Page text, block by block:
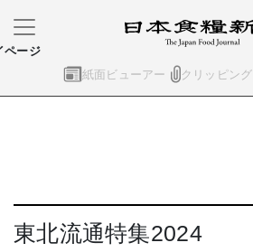
紙面ビューアー クリッピング
ページ
東北流通特集2024